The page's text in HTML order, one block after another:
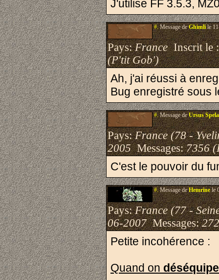
J'utilise FF 3.5.3,
#.Message deGhimlile
Pays:FranceInscrit le
(P'tit Gob')
Ah, j'ai réussi à
Bug enregistré sous
#.Message deUrsus
Pays:France (78 -
2005Messages:7356
C'est le pouvoir du
#.Message deHemrinele
Pays:France (77 -
06-2007Messages:
Petite incohérence :
Quand on déséquipe